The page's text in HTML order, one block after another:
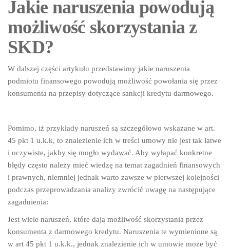
Jakie naruszenia powodują
możliwość skorzystania z
SKD?
W dalszej części artykułu przedstawimy jakie naruszenia
podmiotu finansowego powodują możliwość powołania się przez
konsumenta na przepisy dotyczące sankcji kredytu darmowego.
Pomimo, iż przykłady naruszeń są szczegółowo wskazane w art.
45 pkt 1 u.k.k, to znalezienie ich w treści umowy nie jest tak łatwe
i oczywiste, jakby się mogło wydawać. Aby wyłapać konkretne
błędy często należy mieć wiedzę na temat zagadnień finansowych
i prawnych, niemniej jednak warto zawsze w pierwszej kolejności
podczas przeprowadzania analizy zwrócić uwagę na następujące
zagadnienia:
Jest wiele naruszeń, które dają możliwość skorzystania przez
konsumenta z darmowego kredytu. Naruszenia te wymienione są
w art 45 pkt 1 u.k.k., jednak znalezienie ich w umowie może być